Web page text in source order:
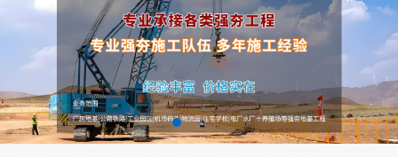
强夯施工案例 强夯机租赁
强夯施工工程 强夯施工队伍
强夯队伍